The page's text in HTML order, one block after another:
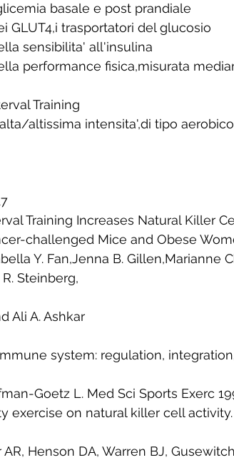
basale e post prandiale
GLUT4,i trasportatori del glucosio
sensibilita' all'insulina
performance fisica,misurata
Training
altissima intensita',di tipo
Training Increases Natural Killer
challenged Mice and Obese
Y. Fan,Jenna B. Gillen,Marianne
Steinberg,
Ali A. Ashkar
system: regulation,
Goetz L. Med Sci Sports Exerc
exercise on natural killer cell activity.
Henson DA, Warren BJ,